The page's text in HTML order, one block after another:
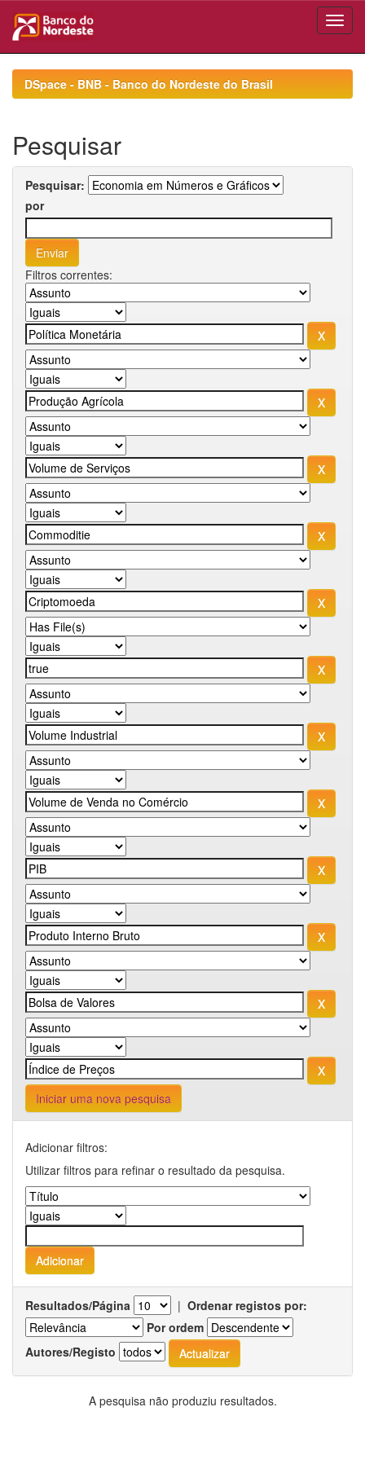
navigationDSpace - BNB - Banco do Nordeste do Brasil
Pesquisar
Pesquisar:
por
Filtros correntes:
Iniciar uma nova pesquisa
Adicionar filtros:
Utilizar filtros para refinar o resultado da pesquisa.
Resultados/Página | Ordenar registos por:
Por ordem
Autores/Registo
A pesquisa não produziu resultados.